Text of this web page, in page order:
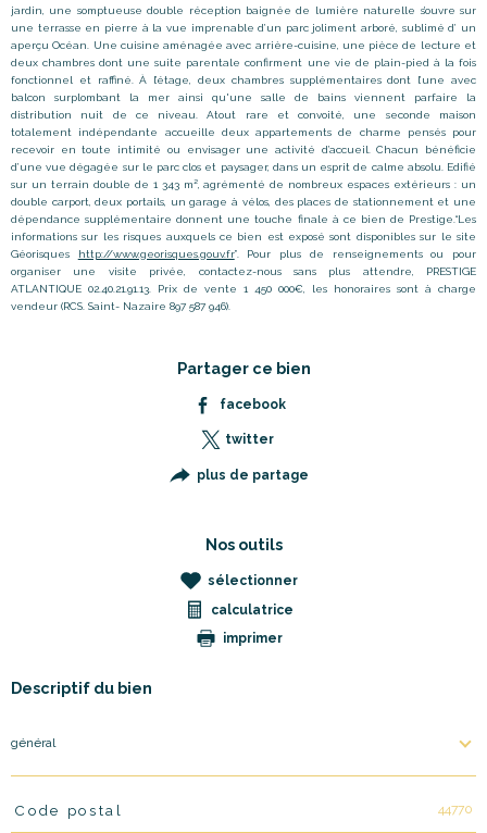
jardin, une somptueuse double réception baignée de lumière naturelle s’ouvre sur
une terrasse en pierre à la vue imprenable d’un parc joliment arboré, sublimé d’ un
aperçu Océan. Une cuisine aménagée avec arrière-cuisine, une pièce de lecture et
deux chambres dont une suite parentale confirment une vie de plain-pied à la fois
fonctionnel et raffiné. À l’étage, deux chambres supplémentaires dont l’une avec
balcon surplombant la mer ainsi qu'une salle de bains viennent parfaire la
distribution nuit de ce niveau. Atout rare et convoité, une seconde maison
totalement indépendante accueille deux appartements de charme pensés pour
recevoir en toute intimité ou envisager une activité d’accueil. Chacun bénéficie
d’une vue dégagée sur le parc clos et paysager, dans un esprit de calme absolu. Edifié
sur un terrain double de 1 343 m², agrémenté de nombreux espaces extérieurs : un
double carport, deux portails, un garage à vélos, des places de stationnement et une
dépendance supplémentaire donnent une touche finale à ce bien de Prestige.“Les
informations sur les risques auxquels ce bien est exposé sont disponibles sur le site
Géorisques
http://www.georisques.gouv.fr”. Pour plus de renseignements ou pour
organiser une visite privée, contactez-nous sans plus attendre, PRESTIGE
ATLANTIQUE 02.40.21.91.13. Prix de vente 1 450 000€, les honoraires sont à charge
vendeur (RCS. Saint- Nazaire 897 587 946).
Partager ce bien
facebook
twitter
plus de partage
Nos outils
sélectionner
calculatrice
imprimer
Descriptif du bien
général
TRAD_PAMPERO_Caracteristique
Code postal 44770